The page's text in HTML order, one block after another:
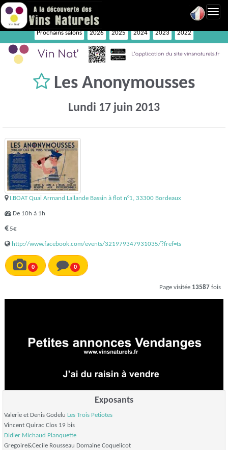
Prochains salons 2026 2025 2024 2023 2022
Les Anonymousses
Lundi 17 juin 2013
I.BOAT Quai Armand Lallande Bassin à flot n°1, 33300 Bordeaux
De 10h à 1h
5€
http://www.facebook.com/events/321979347931035/?fref=ts
0 0
Page visitée 13587 fois
Exposants
Valerie et Denis Godelu Les Trois Petiotes
Vincent Quirac Clos 19 bis
Didier Michaud Planquette
Gregoire&Cecile Rousseau Domaine Coquelicot